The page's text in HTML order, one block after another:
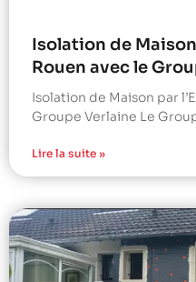
Isolation de
Rouen avec le
Isolation de Maison par
Groupe Verlaine Le
Lire la suite »